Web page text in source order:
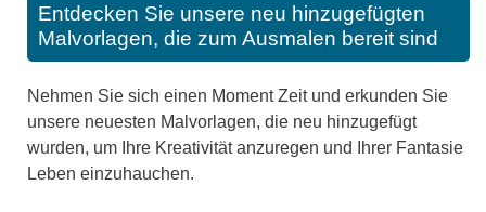
Entdecken Sie unsere neu hinzugefügten
Malvorlagen, die zum Ausmalen bereit sind
Nehmen Sie sich einen Moment Zeit und erkunden Sie
unsere neuesten Malvorlagen, die neu hinzugefügt
wurden, um Ihre Kreativität anzuregen und Ihrer Fantasie
Leben einzuhauchen.